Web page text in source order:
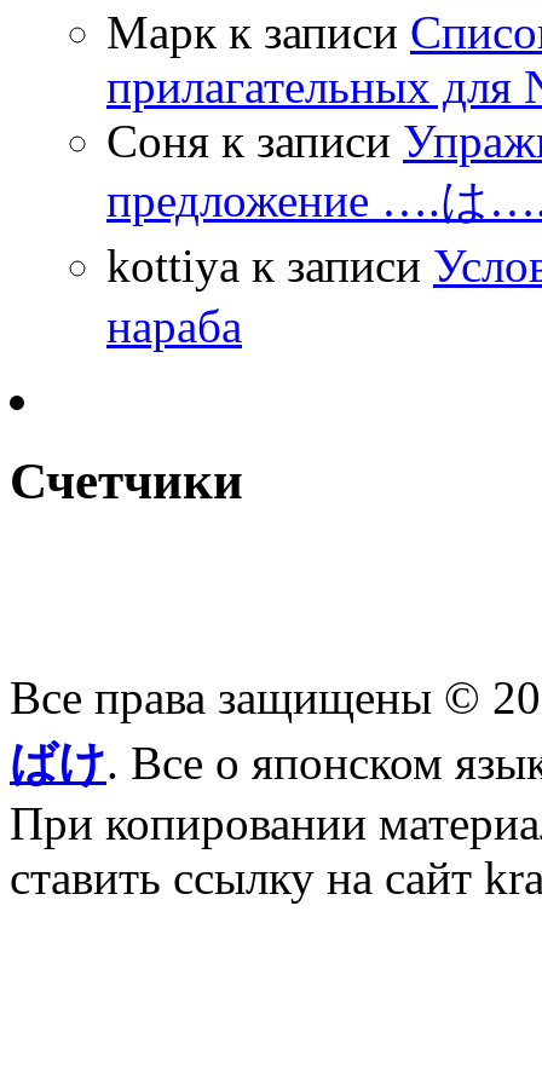
Марк к записи
прилагательных для
Соня к записи
предложение ….は
kottiya к записи
нараба
Счетчики
Все права защищены ©
ばけ. Все о японском
При копировании
ставить ссылку на сайт